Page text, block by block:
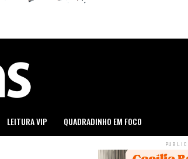
LEITURA VIP QUADRADINHO EM FOCO